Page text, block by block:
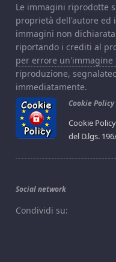
Le immagini riprodotte
proprietà dell'autore
immagini non
riportando i crediti al
per errore
riproduzione,
immediatamente.
Cookie Policy
Cookie
del D.lgs.
Social network
Condividi su: